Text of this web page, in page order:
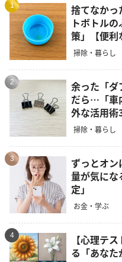
1
捨てなかっ
トボトル
策」【便利
掃除・暮らし
2
余った「ダ
だら…「車
外な活用術
掃除・暮らし
3
ずっとオ
量が気に
定」
お金・学ぶ
4
【心理テ
る「あなた